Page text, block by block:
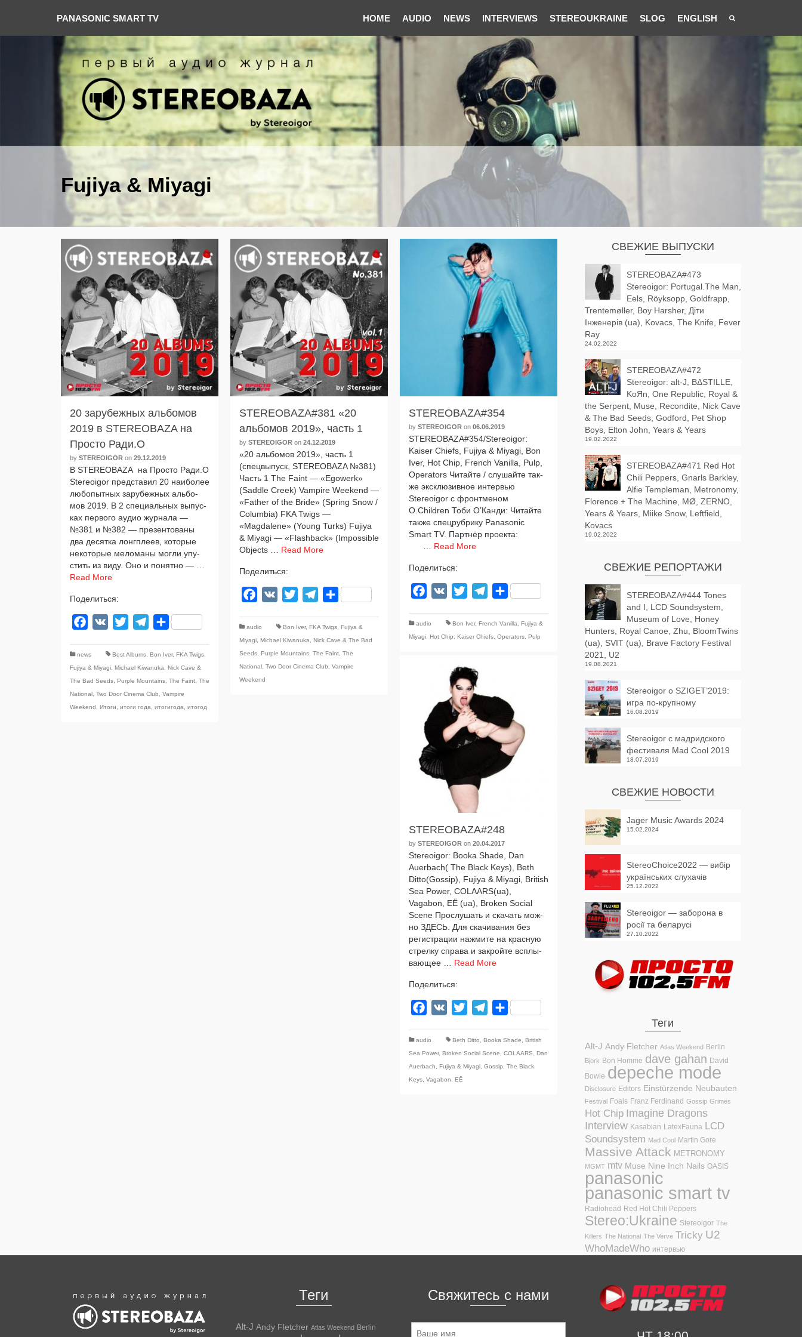
PANASONIC SMART TV HOME AUDIO NEWS INTERVIEWS STEREOUKRAINE SLOG ENGLISH
Fujiya & Miyagi
20 зарубежных альбомов
2019 в STEREOBAZA на
Просто Ради.О
by STEREOIGOR on 29.12.2019
В STEREOBAZA на Просто Ради.О
Stereoigor пред­ста­вил 20 наи­бо­лее
любо­пыт­ных зару­беж­ных аль­бо­
мов 2019. В 2 спе­ци­аль­ных выпус­
ках пер­во­го аудио жур­на­ла —
№381 и №382 — пре­зен­то­ва­ны
два десят­ка лонг­пле­ев, кото­рые
неко­то­рые мело­ма­ны мог­ли упу­
стить из виду. Оно и понят­но — …
Read More
Поделиться:
Facebook
VK Twitter TelegramОтправить
news Best Albums Bon Iver, FKA Twigs
Fujiya & Miyagi Michael Kiwanuka
Nick Cave &
The Bad Seeds Purple Mountains The Faint The
National Two Door Cinema Club
Vampire
Weekend
Итоги итоги года итогигода итогод
STEREOBAZA#381 «20
альбомов 2019», часть 1
bySTEREOIGOR on24.12.2019
«20 аль­бо­мов 2019», часть 1
(спец­вы­пуск, STEREOBAZA №381)
Часть 1 The Faint — «Egowerk»
(Saddle Creek) Vampire Weekend —
«Father of the Bride» (Spring Snow /
Columbia) FKA Twigs —
«Magdalene» (Young Turks) Fujiya
& Miyagi — «Flashback» (Impossible
Objects … Read More
Поделиться:
Facebook
VK TwitterTelegramОтправить
audio Bon Iver,FKA Twigs ,Fujiya &
Miyagi ,Michael Kiwanuka ,Nick Cave & The Bad
Seeds ,Purple Mountains ,The Faint ,The
National ,Two Door Cinema Club ,Vampire
Weekend
STEREOBAZA#354
bySTEREOIGOR on06.06.2019
STEREOBAZA#354/Stereoigor:
Kaiser Chiefs, Fujiya & Miyagi, Bon
Iver, Hot Chip, French Vanilla, Pulp,
Operators Читайте / слу­шай­те так­
же экс­клю­зив­ное интер­вью
Stereoigor с фронт­ме­ном
O.Children Тоби О’Канди: Читайте
так­же спец­руб­ри­ку Panasonic
Smart TV. Партнёр про­ек­та:
Read More
Поделиться:
Facebook
VK TwitterTelegramОтправить
audio Bon Iver,French Vanilla ,Fujiya &
Miyagi ,Hot Chip ,Kaiser Chiefs ,Operators ,Pulp
STEREOBAZA#248
bySTEREOIGOR on20.04.2017
Stereoigor: Booka Shade, Dan
Auerbach( The Black Keys), Beth
Ditto(Gossip), Fujiya & Miyagi, British
Sea Power, COLAARS(ua),
Vagabon, ЕЁ (ua), Broken Social
Scene Прослушать и ска­чать мож­
но ЗДЕСЬ. Для ска­чи­ва­ния без
реги­стра­ции нажми­те на крас­ную
стрел­ку спра­ва и закрой­те всплы­
ва­ю­щее … Read More
Поделиться:
Facebook
VK TwitterTelegramОтправить
audio Beth Ditto,Booka Shade,British
Sea Power,Broken Social Scene,COLAARS,Dan
Auerbach,Fujiya & Miyagi,Gossip,The Black
Keys,Vagabon,ЕЁ
СВЕЖИЕ ВЫПУСКИ
STEREOBAZA#473
Stereoigor: Portugal.The Man,
Eels, Röyksopp, Goldfrapp,
Trentemøller, Boy Harsher, Діти
Інженерів (ua), Kovacs, The Knife, Fever
Ray
24.02.2022
STEREOBAZA#472
Stereoigor: alt‑J, BΔSTILLE,
KoЯn, One Republic, Royal &
the Serpent, Muse, Recondite, Nick Cave
& The Bad Seeds, Godford, Pet Shop
Boys, Elton John, Years & Years
19.02.2022
STEREOBAZA#471 Red Hot
Chili Peppers, Gnarls Barkley,
Alfie Templeman, Metronomy,
Florence + The Machine, MØ, ZERNO,
Years & Years, Miike Snow, Leftfield,
Kovacs
19.02.2022
СВЕЖИЕ РЕПОРТАЖИ
STEREOBAZA#444 Tones
and I, LCD Soundsystem,
Museum of Love, Honey
Hunters, Royal Canoe, Zhu, BloomTwins
(ua), SVIT (ua), Brave Factory Festival
2021, U2
19.08.2021
Stereoigor о SZIGET’2019:
игра по-крупному
16.08.2019
Stereoigor с мадридского
фестиваля Mad Cool 2019
18.07.2019
СВЕЖИЕ НОВОСТИ
Jager Music Awards 2024
15.02.2024
StereoChoice2022 — вибір
українських слухачів
25.12.2022
Stereoigor — заборона в
росії та беларусі
27.10.2022
Теги
Alt-J Andy Fletcher Atlas Weekend Berlin
Bjork Bon Homme dave gahan David
Bowie depeche mode
Disclosure Editors Einstürzende Neubauten
Festival Foals Franz Ferdinand Gossip Grimes
Hot Chip Imagine Dragons
Interview Kasabian LatexFauna LCD
Soundsystem Mad Cool Martin Gore
Massive Attack METRONOMY
MGMT mtv Muse Nine Inch Nails OASIS
panasonic
panasonic smart tv
Radiohead Red Hot Chili Peppers
Stereo:Ukraine Stereoigor The
Killers The National The Verve Tricky U2
WhoMadeWho интервью
Теги
Alt-J Andy Fletcher Atlas Weekend Berlin
Свяжитесь с нами